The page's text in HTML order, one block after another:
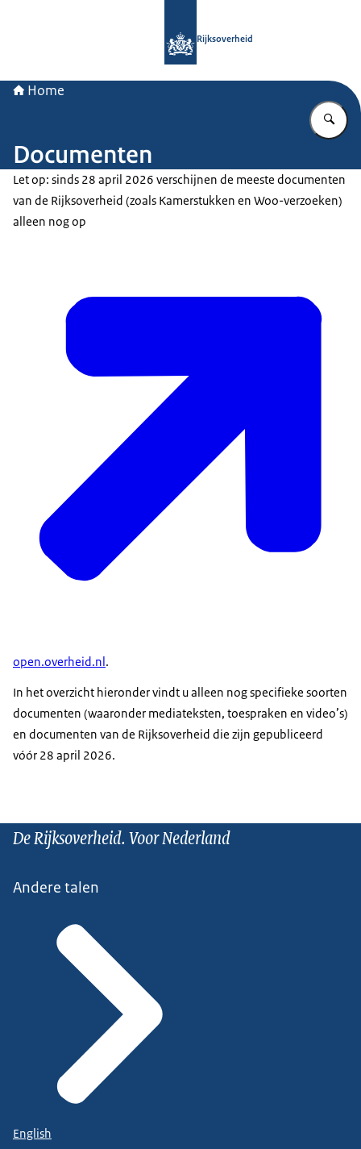
Rijksoverheid
Home
Documenten
Let op: sinds 28 april 2026 verschijnen de meeste documenten
van de Rijksoverheid (zoals Kamerstukken en Woo-verzoeken)
alleen nog op
open.overheid.nl.
In het overzicht hieronder vindt u alleen nog specifieke soorten
documenten (waaronder mediateksten, toespraken en video’s)
en documenten van de Rijksoverheid die zijn gepubliceerd
vóór 28 april 2026.
De Rijksoverheid. Voor Nederland
Andere talen
English